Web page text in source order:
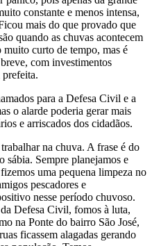
constante e menos intensa,
mais do que provado que
quando as chuvas acontecem
curto de tempo, mas é
com investimentos
prefeita.
para a Defesa Civil e a
o alarde poderia gerar mais
e arriscados dos cidadãos.
na chuva. A frase é do
sábia. Sempre planejamos e
uma pequena limpeza no
pescadores e
nesse período chuvoso.
Defesa Civil, fomos à luta,
na Ponte do bairro São José,
ficassem alagadas gerando